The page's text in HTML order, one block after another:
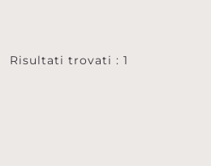
Risultati trovati : 1